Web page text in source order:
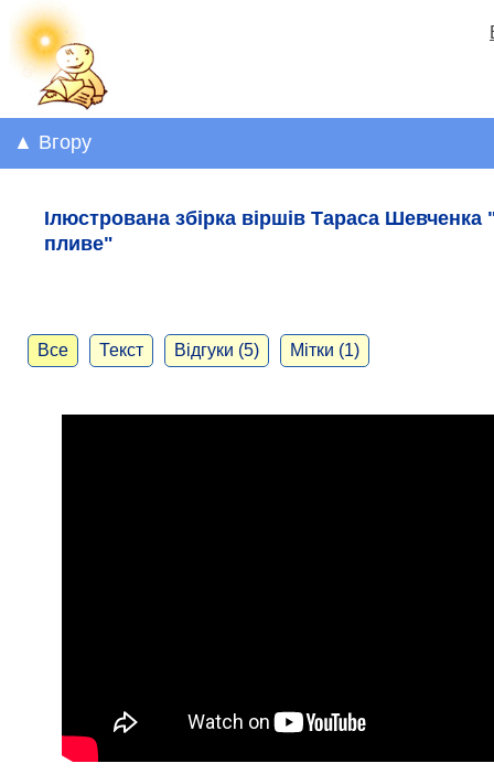
▲ Вгору
Ілюстрована збірка віршів Тараса
пливе"
Все Текст Відгуки (5) Мітки (1)